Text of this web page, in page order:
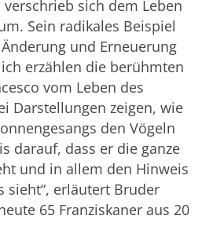
sich dem Leben
Sein radikales Beispiel
und Erneuerung
erzählen die berühmten
vom Leben des
Darstellungen zeigen, wie
den Vögeln
darauf, dass er die ganze
und in allem den Hinweis
sieht“, erläutert Bruder
65 Franziskaner aus 20